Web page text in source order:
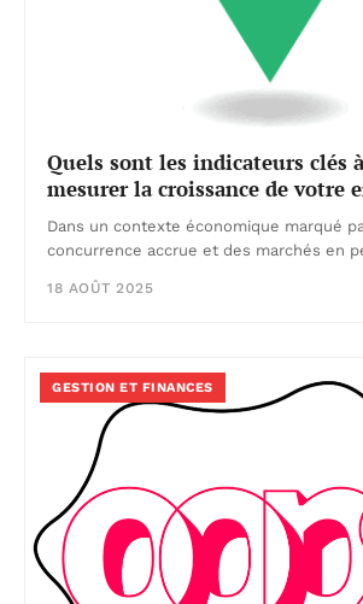
Quels sont les indicateurs clés
mesurer la croissance de votre
Dans un contexte économique marqué
concurrence accrue et des marchés en
18 AOÛT 2025
GESTION ET FINANCES